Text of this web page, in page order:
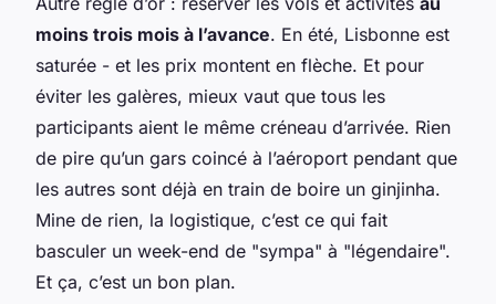
moins trois mois à l’avance. En été, Lisbonne est
saturée - et les prix montent en flèche. Et pour
éviter les galères, mieux vaut que tous les
participants aient le même créneau d’arrivée. Rien
de pire qu’un gars coincé à l’aéroport pendant que
les autres sont déjà en train de boire un ginjinha.
Mine de rien, la logistique, c’est ce qui fait
basculer un week-end de "sympa" à "légendaire".
Et ça, c’est un bon plan.